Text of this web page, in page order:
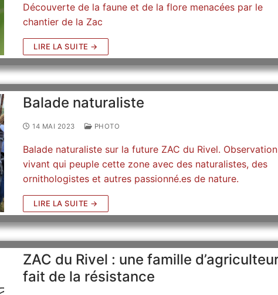
Découverte de la faune et de la flore menacées par le
chantier de la Zac
LIRE LA SUITE →
Balade naturaliste
14 MAI 2023 PHOTO
Balade naturaliste sur la future ZAC du Rivel.
vivant qui peuple cette zone avec des naturalistes, des
ornithologistes et autres passionné.es de nature.
LIRE LA SUITE →
ZAC du Rivel : une famille
fait de la résistance